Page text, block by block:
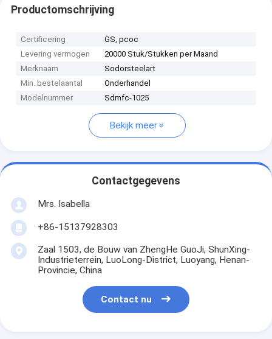
Productomschrijving
Certificering
GS, pcoc
Levering vermogen
20000 Stuk/Stukken per Maand
Merknaam
Sodorsteelart
Min. bestelaantal
Onderhandel
Modelnummer
Sdmfc-1025
Bekijk meer
Contactgegevens
Mrs. Isabella
+86-15137928303
Zaal 1503, de Bouw van ZhengHe GuoJi, ShunXing-
Industrieterrein, LuoLong-District, Luoyang, Henan-
Provincie, China
Contact nu